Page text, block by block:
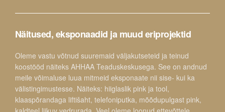
Näitused, eksponaadid ja muud eriprojektid
Oleme vastu võtnud suuremaid väljakutseteid ja teinud
koostööd näiteks AHHAA Teaduskeskusega. See on andnud
meile võimaluse luua mitmeid eksponaate nii sise- kui ka
välistingimustesse. Näiteks: hiiglaslik pink ja tool,
klaaspõrandaga liftišaht, telefoniputka, mõõdupulgast pink,